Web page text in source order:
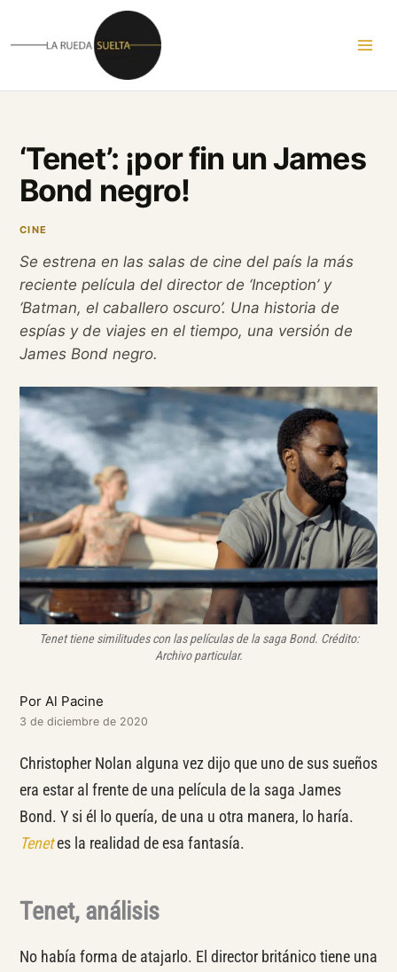
contenido
‘Tenet’: ¡por fin un James
Bond negro!
CINE
Se estrena en las salas de cine del país la más
reciente película del director de ‘Inception’ y
‘Batman, el caballero oscuro’. Una historia de
espías y de viajes en el tiempo, una versión de
James Bond negro.
Tenet tiene similitudes con las películas de la saga Bond. Crédito:
Archivo particular.
Por Al Pacine
3 de diciembre de 2020
Christopher Nolan alguna vez dijo que uno de sus sueños
era estar al frente de una película de la saga James
Bond. Y si él lo quería, de una u otra manera, lo haría.
Tenetes la realidad de esa fantasía.
Tenet, análisis
No había forma de atajarlo. El director británico tiene una